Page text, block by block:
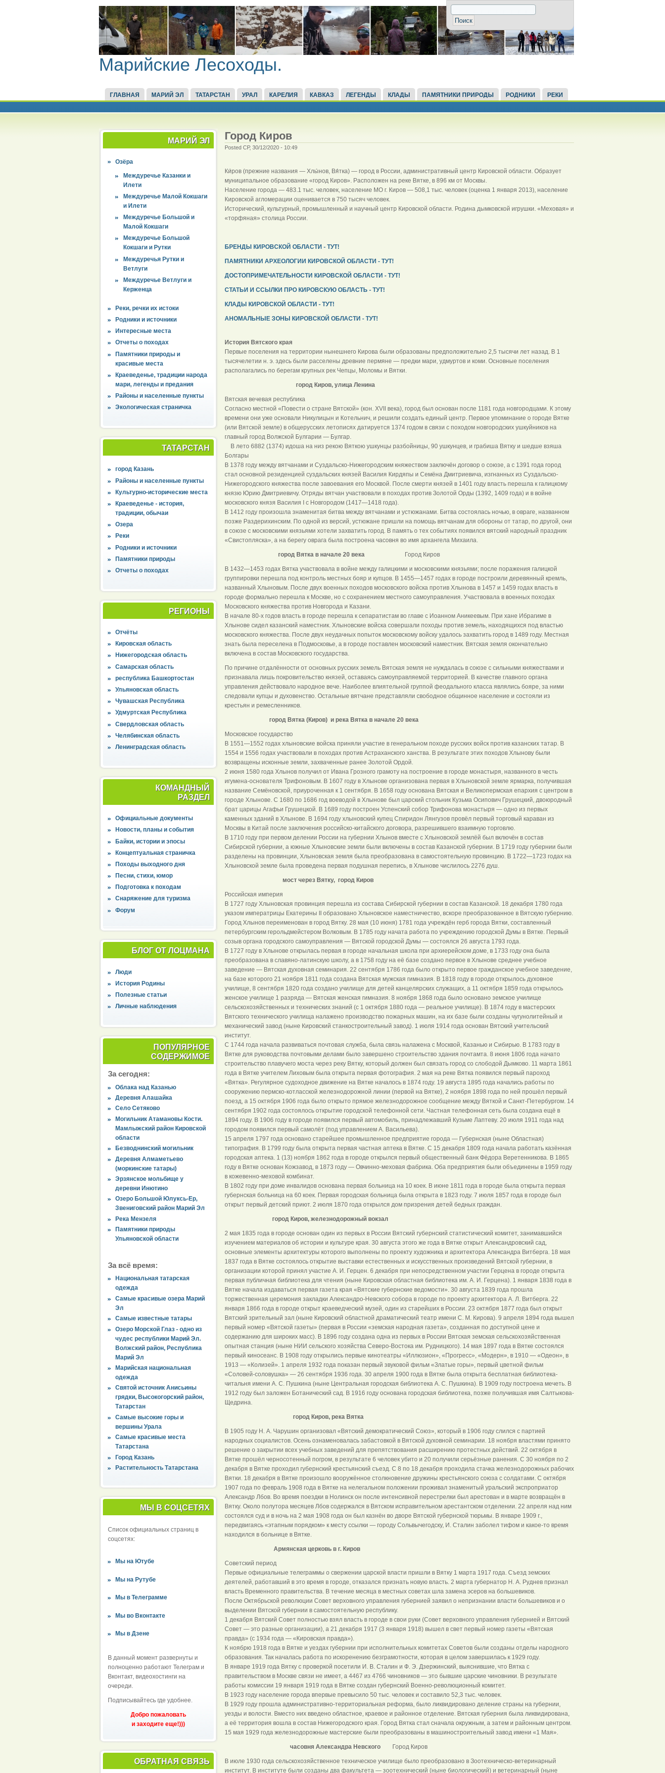
Марийские Лесоходы.
ГЛАВНАЯ МАРИЙ ЭЛ ТАТАРСТАН УРАЛ КАРЕЛИЯ КАВКАЗ ЛЕГЕНДЫ КЛАДЫ ПАМЯТНИКИ ПРИРОДЫ РОДНИКИ РЕКИ
МАРИЙ ЭЛ
Озёра
Междуречье Казанки и
Илети
Междуречье Малой Кокшаги
и Илети
Междуречье Большой и
Малой Кокшаги
Междуречье Большой
Кокшаги и Рутки
Междуречья Рутки и
Ветлуги
Междуречье Ветлуги и
Керженца
Реки, речки их истоки
Родники и источники
Интересные места
Отчеты о походах
Памятники природы и
красивые места
Краеведенье, традиции народа
мари, легенды и предания
Районы и населенные пункты
Экологическая страничка
ТАТАРСТАН
город Казань
Районы и населенные пункты
Культурно-исторические места
Краеведенье - история,
традиции, обычаи
Озера
Реки
Родники и источники
Памятники природы
Отчеты о походах
РЕГИОНЫ
Отчёты
Кировская область
Нижегородская область
Самарская область
республика Башкортостан
Ульяновская область
Чувашская Республика
Удмуртская Республика
Свердловская область
Челябинская область
Ленинградская область
КОМАНДНЫЙ
РАЗДЕЛ
Официальные документы
Новости, планы и события
Байки, истории и эпосы
Концептуальная страничка
Походы выходного дня
Песни, стихи, юмор
Подготовка к походам
Снаряжение для туризма
Форум
БЛОГ ОТ ЛОЦМАНА
Люди
История Родины
Полезные статьи
Личные наблюдения
ПОПУЛЯРНОЕ
СОДЕРЖИМОЕ
За сегодня:
Облака над Казанью
Деревня Алашайка
Село Сетяково
Могильник Атамановы Кости.
Мамлыжский район Кировской
области
Безводнинский могильник
Деревня Алмаметьево
(моркинские татары)
Эрзянское мольбище у
деревни Инютино
Озеро Большой Юлуксь-Ер,
Звениговский район Марий Эл
Река Мензеля
Памятники природы
Ульяновской области
За всё время:
Национальная татарская
одежда
Самые красивые озера Марий
Эл
Самые известные татары
Озеро Морской Глаз - одно из
чудес республики Марий Эл.
Волжский район, Республика
Марий Эл
Марийская национальная
одежда
Святой источник Анисьины
грядки, Высокогорский район,
Татарстан
Самые высокие горы и
вершины Урала
Самые красивые места
Татарстана
Город Казань
Растительность Татарстана
МЫ В СОЦСЕТЯХ
Список официальных страниц в
соцсетях:
Мы на Ютубе
Мы на Рутубе
Мы в Телеграмме
Мы во Вконтакте
Мы в Дзене
В данный момент развернуты и
полноценно работают Телеграм и
Вконтакт, видеохостинги на
очереди.
Подписывайтесь где удобнее.
Добро пожаловать
и заходите еще!)))
ОБРАТНАЯ СВЯЗЬ
Город Киров
Posted СР, 30/12/2020 - 10:49
Ки́ров (прежние названия — Хлы́нов, Вя́тка) — город в России, административный центр Кировской области. Образует
муниципальное образование «город Киров». Расположен на реке Вятке, в 896 км от Москвы.
Население города — 483.1 тыс. человек, население МО г. Киров — 508,1 тыс. человек (оценка 1 января 2013), население
Кировской агломерации оценивается в 750 тысяч человек.
Исторический, культурный, промышленный и научный центр Кировской области. Родина дымковской игрушки. «Меховая» и
«торфяная» столица России.
БРЕНДЫ КИРОВСКОЙ ОБЛАСТИ - ТУТ!
ПАМЯТНИКИ АРХЕОЛОГИИ КИРОВСКОЙ ОБЛАСТИ - ТУТ!
ДОСТОПРИМЕЧАТЕЛЬНОСТИ КИРОВСКОЙ ОБЛАСТИ - ТУТ!
СТАТЬИ И ССЫЛКИ ПРО КИРОВСКУЮ ОБЛАСТЬ - ТУТ!
КЛАДЫ КИРОВСКОЙ ОБЛАСТИ - ТУТ!
АНОМАЛЬНЫЕ ЗОНЫ КИРОВСКОЙ ОБЛАСТИ - ТУТ!
История Вятского края
Первые поселения на территории нынешнего Кирова были образованы предположительно 2,5 тысячи лет назад. В 1
тысячелетии н. э. здесь были расселены древние пермяне — предки мари, удмуртов и коми. Основные поселения
располагались по берегам крупных рек Чепцы, Моломы и Вятки.
город Киров, улица Ленина
Вятская вечевая республика
Согласно местной «Повести о стране Вятской» (кон. XVII века), город был основан после 1181 года новгородцами. К этому
времени они уже основали Никулицын и Котельнич, и решили создать единый центр. Первое упоминание о городе Вятке
(или Вятской земле) в общерусских летописях датируется 1374 годом в связи с походом новгородских ушкуйников на
главный город Волжской Булгарии — Булгар.
В лето 6882 (1374) идоша на низ рекою Вяткою ушкунцы разбойницы, 90 ушкунцев, и грабиша Вятку и шедше взяша
Болгары
В 1378 году между вятчанами и Суздальско-Нижегородским княжеством заключён договор о союзе, а с 1391 года город
стал основной резиденцией суздальских князей Василия Кирдяпы и Семёна Дмитриевича, изгнанных из Суздальско-
Нижегородского княжества после завоевания его Москвой. После смерти князей в 1401 году власть перешла к галицкому
князю Юрию Дмитриевичу. Отряды вятчан участвовали в походах против Золотой Орды (1392, 1409 года) и в войне
московского князя Василия I с Новгородом (1417—1418 года).
В 1412 году произошла знаменитая битва между вятчанами и устюжанами. Битва состоялась ночью, в овраге, названном
позже Раздерихинским. По одной из версий, устюжане пришли на помощь вятчанам для обороны от татар, по другой, они
в союзе с московскими князьями хотели захватить город. В память о тех событиях появился вятский народный праздник
«Свистопляска», а на берегу оврага была построена часовня во имя архангела Михаила.
город Вятка в начале 20 века Город Киров
В 1432—1453 годах Вятка участвовала в войне между галицкими и московскими князьями; после поражения галицкой
группировки перешла под контроль местных бояр и купцов. В 1455—1457 годах в городе построили деревянный кремль,
названный Хлыновым. После двух военных походов московского войска против Хлынова в 1457 и 1459 годах власть в
городе формально перешла к Москве, но с сохранением местного самоуправления. Участвовала в военных походах
Московского княжества против Новгорода и Казани.
В начале 80-х годов власть в городе перешла к сепаратистам во главе с Иоанном Аникеевым. При хане Ибрагиме в
Хлынове сидел казанский наместник. Хлыновские войска совершали походы против земель, находящихся под властью
московского княжества. После двух неудачных попыток московскому войску удалось захватить город в 1489 году. Местная
знать была переселена в Подмосковье, а в городе поставлен московский наместник. Вятская земля окончательно
включена в состав Московского государства.
По причине отдалённости от основных русских земель Вятская земля не нуждалась в союзе с сильными княжествами и
признавала лишь покровительство князей, оставаясь самоуправляемой территорией. В качестве главного органа
управления действовало народное вече. Наиболее влиятельной группой феодального класса являлись бояре, за ними
следовали купцы и духовенство. Остальные вятчане представляли свободное общинное население и состояли из
крестьян и ремесленников.
город Вятка (Киров) и река Вятка в начале 20 века
Московское государство
В 1551—1552 годах хлыновские войска приняли участие в генеральном походе русских войск против казанских татар. В
1554 и 1556 годах участвовали в походах против Астраханского ханства. В результате этих походов Хлынову были
возвращены исконные земли, захваченные ранее Золотой Ордой.
2 июня 1580 года Хлынов получил от Ивана Грозного грамоту на построение в городе монастыря, названного в честь
игумена-основателя Трифоновым. В 1607 году в Хлынове организована первая в Хлыновской земле ярмарка, получившая
название Семёновской, приуроченная к 1 сентября. В 1658 году основана Вятская и Великопермская епархия с центром в
городе Хлынове. С 1680 по 1686 год воеводой в Хлынове был царский стольник Кузьма Осипович Грушецкий, двоюродный
брат царицы Агафьи Грушецкой. В 1689 году построен Успенский собор Трифонова монастыря — одно из первых
каменных зданий в Хлынове. В 1694 году хлыновский купец Спиридон Лянгузов провёл первый торговый караван из
Москвы в Китай после заключения российско-китайского договора, разрешившего взаимную торговлю.
В 1710 году при первом делении России на губернии Хлынов вместе с Хлыновской землёй был включён в состав
Сибирской губернии, а южные Хлыновские земли были включены в состав Казанской губернии. В 1719 году губернии были
разделены на провинции, Хлыновская земля была преобразована в самостоятельную провинцию. В 1722—1723 годах на
Хлыновской земле была проведена первая подушная перепись, в Хлынове числилось 2276 душ.
мост через Вятку, город Киров
Российская империя
В 1727 году Хлыновская провинция перешла из состава Сибирской губернии в состав Казанской. 18 декабря 1780 года
указом императрицы Екатерины II образовано Хлыновское наместничество, вскоре преобразованное в Вятскую губернию.
Город Хлынов переименован в город Вятку. 28 мая (10 июня) 1781 года учреждён герб города Вятки, составленный
петербургским герольдмейстером Волковым. В 1785 году начата работа по учреждению городской Думы в Вятке. Первый
созыв органа городского самоуправления — Вятской городской Думы — состоялся 26 августа 1793 года.
В 1727 году в Хлынове открылась первая в городе начальная школа при архиерейском доме, в 1733 году она была
преобразована в славяно-латинскую школу, а в 1758 году на её базе создано первое в Хлынове среднее учебное
заведение — Вятская духовная семинария. 22 сентября 1786 года было открыто первое гражданское учебное заведение,
на базе которого 21 ноября 1811 года создана Вятская мужская гимназия. В 1818 году в городе открылось духовное
училище, 8 сентября 1820 года создано училище для детей канцелярских служащих, а 11 октября 1859 года открылось
женское училище 1 разряда — Вятская женская гимназия. 8 ноября 1868 года было основано земское училище
сельскохозяйственных и технических знаний (с 1 октября 1880 года — реальное училище). В 1874 году в мастерских
Вятского технического училища налажено производство пожарных машин, на их базе были созданы чугунолитейный и
механический завод (ныне Кировский станкостроительный завод). 1 июля 1914 года основан Вятский учительский
институт.
С 1744 года начала развиваться почтовая служба, была связь налажена с Москвой, Казанью и Сибирью. В 1783 году в
Вятке для руководства почтовыми делами было завершено строительство здания почтамта. 8 июня 1806 года начато
строительство плавучего моста через реку Вятку, который должен был связать город со слободой Дымково. 11 марта 1861
года в Вятке учителем Лиховым была открыта первая фотография. 2 мая на реке Вятка появился первый пароход
«Вятка». Регулярное судоходное движение на Вятке началось в 1874 году. 19 августа 1895 года начались работы по
сооружению пермско-котласской железнодорожной линии (первой на Вятке), 2 ноября 1898 года по ней прошёл первый
поезд, а 15 октября 1906 года было открыто прямое железнодорожное сообщение между Вяткой и Санкт-Петербургом. 14
сентября 1902 года состоялось открытие городской телефонной сети. Частная телефонная сеть была создана ещё в
1894 году. В 1906 году в городе появился первый автомобиль, принадлежавший Кузьме Лаптеву. 20 июля 1911 года над
городом появился первый самолёт (под управлением А. Васильева).
15 апреля 1797 года основано старейшее промышленное предприятие города — Губернская (ныне Областная)
типография. В 1799 году была открыта первая частная аптека в Вятке. С 15 декабря 1809 года начала работать казённая
городская аптека. 1 (13) ноября 1862 года в городе открылся первый общественный банк Фёдора Веретенникова. В 1865
году в Вятке основан Кожзавод, в 1873 году — Овчинно-меховая фабрика. Оба предприятия были объединены в 1959 году
в кожевенно-меховой комбинат.
В 1802 году при доме инвалидов основана первая больница на 10 коек. В июне 1811 года в городе была открыта первая
губернская больница на 60 коек. Первая городская больница была открыта в 1823 году. 7 июля 1857 года в городе был
открыт первый детский приют. 2 июля 1870 года открылся дом призрения детей бедных граждан.
город Киров, железнодорожный вокзал
2 мая 1835 года в городе основан один из первых в России Вятский губернский статистический комитет, занимавшийся
изучением материалов об истории и культуре края. 30 августа этого же года в Вятке открыт Александровский сад,
основные элементы архитектуры которого выполнены по проекту художника и архитектора Александра Витберга. 18 мая
1837 года в Вятке состоялось открытие выставки естественных и искусственных произведений Вятской губернии, в
организации которой принял участие А. И. Герцен. 6 декабря при непосредственном участии Герцена в городе открыта
первая публичная библиотека для чтения (ныне Кировская областная библиотека им. А. И. Герцена). 1 января 1838 года в
Вятке начала издаваться первая газета края «Вятские губернские ведомости». 30 августа 1839 года прошла
торжественная церемония закладки Александро-Невского собора в городе по проекту архитектора А. Л. Витберга. 22
января 1866 года в городе открыт краеведческий музей, один из старейших в России. 23 октября 1877 года был открыт
Вятский зрительный зал (ныне Кировский областной драматический театр имени С. М. Кирова). 9 апреля 1894 года вышел
первый номер «Вятской газеты» (первая в России «земская народная газета», созданная по доступной цене и
содержанию для широких масс). В 1896 году создана одна из первых в России Вятская земская сельскохозяйственная
опытная станция (ныне НИИ сельского хозяйства Северо-Востока им. Рудницкого). 14 мая 1897 года в Вятке состоялся
первый киносеанс. В 1908 году открылись первые кинотеатры «Иллюзион», «Прогресс», «Модерн», в 1910 — «Одеон», в
1913 — «Колизей». 1 апреля 1932 года показан первый звуковой фильм «Златые горы», первый цветной фильм
«Соловей-соловушка» — 26 сентября 1936 года. 30 апреля 1900 года в Вятке была открыта бесплатная библиотека-
читальня имени А. С. Пушкина (ныне Центральная городская библиотека А. С. Пушкина). В 1909 году построена мечеть. В
1912 году был заложен Ботанический сад. В 1916 году основана городская библиотека, позже получившая имя Салтыкова-
Щедрина.
город Киров, река Вятка
В 1905 году Н. А. Чарушин организовал «Вятский демократический Союз», который в 1906 году слился с партией
народных социалистов. Осень ознаменовалась забастовкой в Вятской духовной семинарии. 18 ноября властями принято
решение о закрытии всех учебных заведений для препятствования расширению протестных действий. 22 октября в
Вятке прошёл черносотенный погром, в результате 6 человек убито и 20 получили серьёзные ранения. С 30 ноября по 2
декабря в Вятке проходил губернский крестьянский съезд. С 8 по 18 декабря проходила стачка железнодорожных рабочих
Вятки. 18 декабря в Вятке произошло вооружённое столкновение дружины крестьянского союза с солдатами. С октября
1907 года по февраль 1908 года в Вятке на нелегальном положении проживал знаменитый уральский экспроприатор
Александр Лбов. Во время поездки в Нолинск он после интенсивной перестрелки был арестован и в марте возвращён в
Вятку. Около полутора месяцев Лбов содержался в Вятском исправительном арестантском отделении. 22 апреля над ним
состоялся суд и в ночь на 2 мая 1908 года он был казнён во дворе Вятской губернской тюрьмы. В январе 1909 г.,
передвигаясь «этапным порядком» к месту ссылки — городу Сольвычегодску, И. Сталин заболел тифом и какое-то время
находился в больнице в Вятке.
Армянская церковь в г. Киров
Советский период
Первые официальные телеграммы о свержении царской власти пришли в Вятку 1 марта 1917 года. Съезд земских
деятелей, работавший в это время в городе, отказался признать новую власть. 2 марта губернатор Н. А. Руднев признал
власть Временного правительства. В течение месяца в местных советах шла замена эсеров на большевиков.
После Октябрьской революции Совет верховного управления губернией заявил о непризнании власти большевиков и о
выделении Вятской губернии в самостоятельную республику.
1 декабря Вятский Совет полностью взял власть в городе в свои руки (Совет верховного управления губернией и Вятский
Совет — это разные организации), а 21 декабря 1917 (3 января 1918) вышел в свет первый номер газеты «Вятская
правда» (с 1934 года — «Кировская правда»).
К ноябрю 1918 года в Вятке и уездах губернии при исполнительных комитетах Советов были созданы отделы народного
образования. Так началась работа по искоренению безграмотности, которая в целом завершилась к 1929 году.
В январе 1919 года Вятку с проверкой посетили И. В. Сталин и Ф. Э. Дзержинский, выяснившие, что Вятка с
правительством в Москве связи не имеет, а 4467 из 4766 чиновников — это бывшие царские чиновники. В результате
работы комиссии 19 января 1919 года в Вятке создан губернский Военно-революционный комитет.
В 1923 году население города впервые превысило 50 тыс. человек и составило 52,3 тыс. человек.
В 1929 году прошла административно-территориальная реформа, было ликвидировано деление страны на губернии,
уезды и волости. Вместо них введено областное, краевое и районное отделение. Вятская губерния была ликвидирована,
а её территория вошла в состав Нижегородского края. Город Вятка стал сначала окружным, а затем и районным центром.
15 мая 1929 года железнодорожные мастерские были преобразованы в машиностроительный завод имени «1 Мая».
часовня Александра Невского Город Киров
В июле 1930 года сельскохозяйственное техническое училище было преобразовано в Зоотехническо-ветеринарный
институт. В институте были созданы два факультета — зоотехнический (ныне биологический) и ветеринарный (ныне